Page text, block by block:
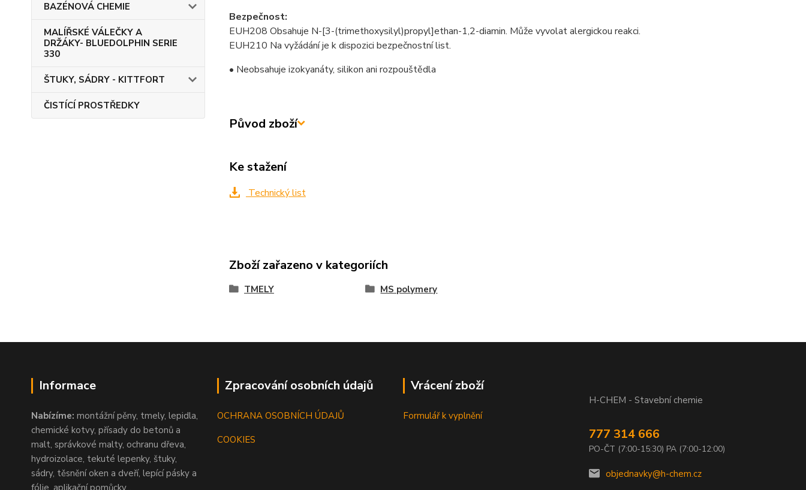
BAZÉNOVÁ CHEMIE
MALÍŘSKÉ VÁLEČKY A
DRŽÁKY- BLUEDOLPHIN SERIE
330
ŠTUKY, SÁDRY - KITTFORT
ČISTÍCÍ PROSTŘEDKY
Bezpečnost:
EUH208 Obsahuje N-[3-(trimethoxysilyl)propyl]ethan-1,2-diamin. Může vyvolat alergickou reakci.
EUH210 Na vyžádání je k dispozici bezpečnostní list.
• Neobsahuje izokyanáty, silikon ani rozpouštědla
Původ zboží
Ke stažení
Technický list
Zboží zařazeno v kategoriích
TMELY MS polymery
Informace
Nabízíme: montážní pěny, tmely, lepidla,
chemické kotvy, přísady do betonů a
malt, správkové malty, ochranu dřeva,
hydroizolace, tekuté lepenky, štuky,
sádry, těsnění oken a dveří, lepící pásky a
fólie, aplikační pomůcky...
Zpracování osobních údajů
OCHRANA OSOBNÍCH ÚDAJŮ
COOKIES
Vrácení zboží
Formulář k vyplnění
H-CHEM - Stavební chemie
777 314 666
PO-ČT (7:00-15:30) PA (7:00-12:00)
objednavky@h-chem.cz